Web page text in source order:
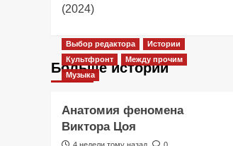
(2024)
Больше историй
Выбор редактора
Истории
Культфронт
Между прочим
Музыка
Анатомия феномена
Виктора Цоя